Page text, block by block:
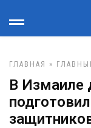
ГЛАВНАЯ »
В Измаиле